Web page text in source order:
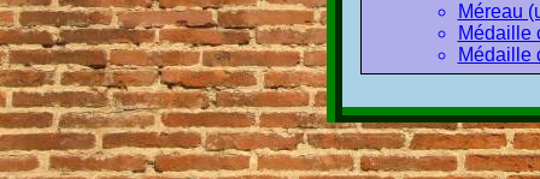
Méreau
Médaille
Médaille